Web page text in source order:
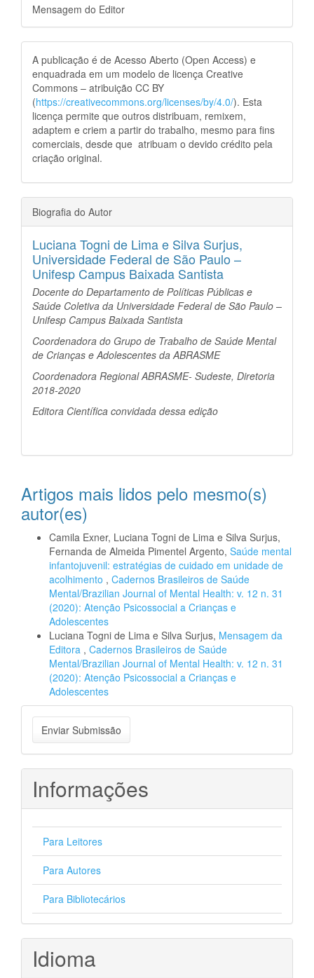
Mensagem do Editor
A publicação é de Acesso Aberto (Open Access) e
enquadrada em um modelo de licença Creative
Commons – atribuição CC BY
(https://creativecommons.org/licenses/by/4.0/). Esta
licença permite que outros distribuam, remixem,
adaptem e criem a partir do trabalho, mesmo para fins
comerciais, desde que atribuam o devido crédito pela
criação original.
Biografia do Autor
Luciana Togni de Lima e Silva Surjus,
Universidade Federal de São Paulo –
Unifesp Campus Baixada Santista
Docente do Departamento de Políticas Públicas e
Saúde Coletiva da Universidade Federal de São Paulo –
Unifesp Campus Baixada Santista
Coordenadora do Grupo de Trabalho de Saúde Mental
de Crianças e Adolescentes da ABRASME
Coordenadora Regional ABRASME- Sudeste, Diretoria
2018-2020
Editora Científica convidada dessa edição
Artigos mais lidos pelo mesmo(s)
autor(es)
Camila Exner, Luciana Togni de Lima e Silva Surjus,
Fernanda de Almeida Pimentel Argento, Saúde mental
infantojuvenil: estratégias de cuidado em unidade de
acolhimento , Cadernos Brasileiros de Saúde
Mental/Brazilian Journal of Mental Health: v. 12 n. 31
(2020): Atenção Psicossocial a Crianças e
Adolescentes
Luciana Togni de Lima e Silva Surjus, Mensagem da
Editora , Cadernos Brasileiros de Saúde
Mental/Brazilian Journal of Mental Health: v. 12 n. 31
(2020): Atenção Psicossocial a Crianças e
Adolescentes
Enviar
Submissão
Enviar Submissão
Informações
Para Leitores
Para Autores
Para Bibliotecários
Idioma